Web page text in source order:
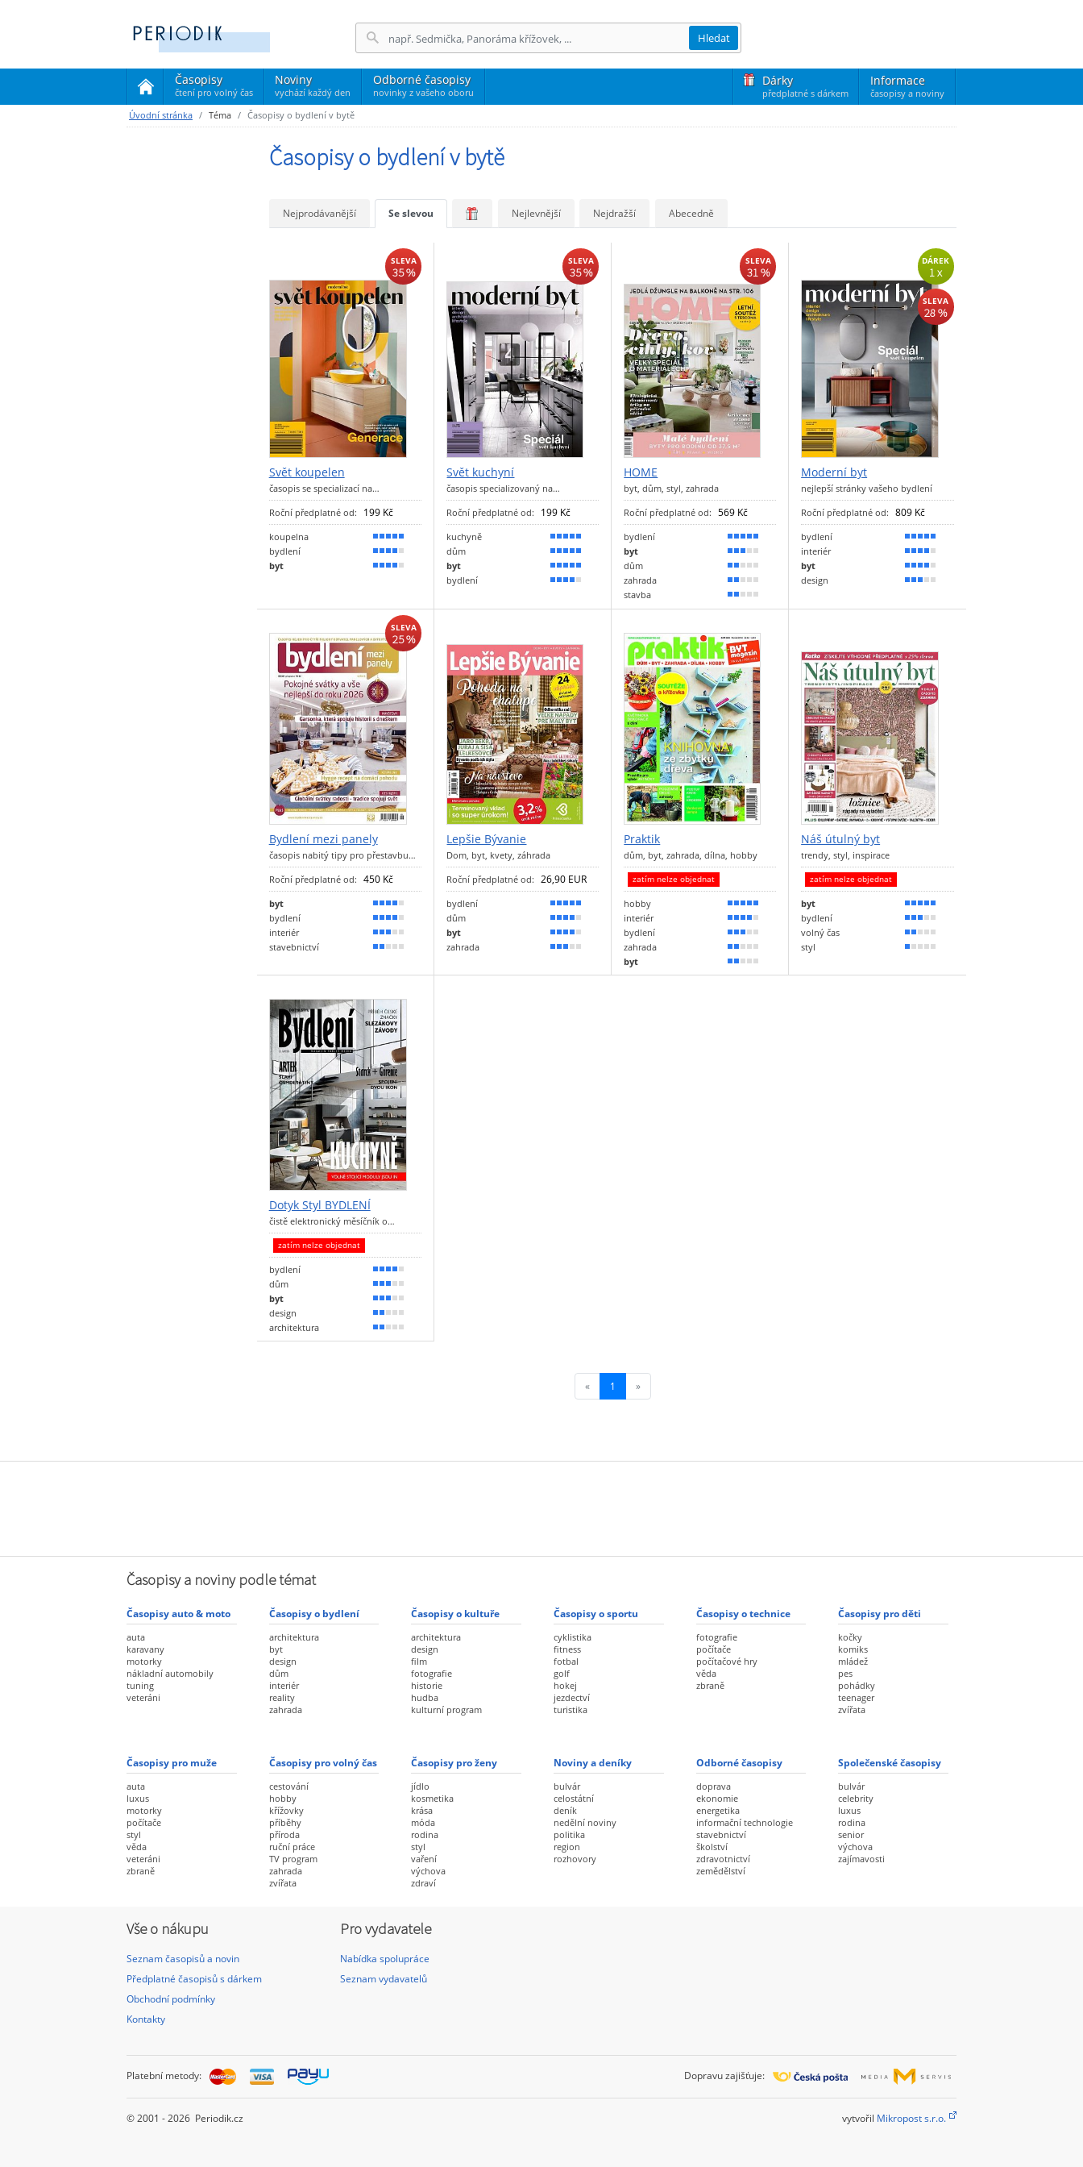
Časopisy
čtení pro volný čas
(current)
Noviny
vychází každý den
Odborné časopisy
novinky z vašeho oboru
Dárky
předplatné s dárkem
Informace
časopisy a noviny
Hledat
Úvodní stránka Téma Časopisy o bydlení v bytě
Časopisy o bydlení v bytě
Nejprodávanější Se slevou Nejlevnější Nejdražší Abecedně
SLEVA
35 %
Svět koupelen
časopis se specializací na…
Roční předplatné od: 199 Kč
koupelna
100 %
bydlení
80 %
byt
70 %
SLEVA
35 %
Svět kuchyní
časopis specializovaný na…
Roční předplatné od: 199 Kč
kuchyně
100 %
dům
90 %
byt
90 %
bydlení
80 %
SLEVA
31 %
HOME
byt, dům, styl, zahrada
Roční předplatné od: 569 Kč
bydlení
90 %
byt
60 %
dům
40 %
zahrada
30 %
stavba
30 %
DÁREK
1 x
SLEVA
28 %
Moderní byt
nejlepší stránky vašeho bydlení
Roční předplatné od: 809 Kč
bydlení
90 %
interiér
80 %
byt
70 %
design
60 %
SLEVA
25 %
Bydlení mezi panely
časopis nabitý tipy pro přestavbu…
Roční předplatné od: 450 Kč
byt
80 %
bydlení
70 %
interiér
50 %
stavebnictví
30 %
Lepšie Bývanie
Dom, byt, kvety, záhrada
Roční předplatné od: 26,90 EUR
bydlení
90 %
dům
80 %
byt
70 %
zahrada
50 %
Praktik
dům, byt, zahrada, dílna, hobby
zatím nelze objednat
hobby
90 %
interiér
70 %
bydlení
60 %
zahrada
40 %
byt
30 %
Náš útulný byt
trendy, styl, inspirace
zatím nelze objednat
byt
90 %
bydlení
60 %
volný čas
30 %
styl
20 %
Dotyk Styl BYDLENÍ
čistě elektronický měsíčník o…
zatím nelze objednat
bydlení
70 %
dům
60 %
byt
50 %
design
40 %
architektura
30 %
« 1 (current)
»
Časopisy a noviny podle témat
Časopisy auto & moto
auta
karavany
motorky
nákladní automobily
tuning
veteráni
Časopisy o bydlení
architektura
byt
design
dům
interiér
reality
zahrada
Časopisy o kultuře
architektura
design
film
fotografie
historie
hudba
kulturní program
Časopisy o sportu
cyklistika
fitness
fotbal
golf
hokej
jezdectví
turistika
Časopisy o technice
fotografie
počítače
počítačové hry
věda
zbraně
Časopisy pro děti
kočky
komiks
mládež
pes
pohádky
teenager
zvířata
Časopisy pro muže
auta
luxus
motorky
počítače
styl
věda
veteráni
zbraně
Časopisy pro volný čas
cestování
hobby
křížovky
příběhy
příroda
ruční práce
TV program
zahrada
zvířata
Časopisy pro ženy
jídlo
kosmetika
krása
móda
rodina
styl
vaření
výchova
zdraví
Noviny a deníky
bulvár
celostátní
deník
nedělní noviny
politika
region
rozhovory
Odborné časopisy
doprava
ekonomie
energetika
informační technologie
stavebnictví
školství
zdravotnictví
zemědělství
Společenské časopisy
bulvár
celebrity
luxus
rodina
senior
výchova
zajímavosti
Vše o nákupu
Seznam časopisů a novin
Předplatné časopisů s dárkem
Obchodní podmínky
Kontakty
Pro vydavatele
Nabídka spolupráce
Seznam vydavatelů
Platební metody: Dopravu zajišťuje:
© 2001 - 2026 Periodik.cz vytvořil Mikropost s.r.o.